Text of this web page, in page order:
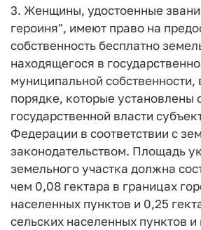
3. Женщины, удостоенные
героиня", имеют право на
собственность бесплатно
находящегося в
муниципальной собственности,
порядке, которые установлены
государственной власти
Федерации в соответствии с
законодательством. Площадь
земельного участка должна
чем 0,08 гектара в границах
населенных пунктов и 0,25
сельских населенных пунктов